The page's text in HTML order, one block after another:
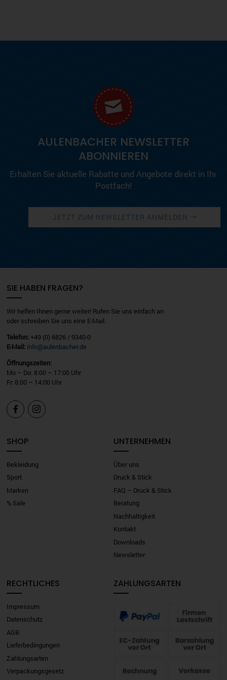
AULENBACHER NEWSLETTER
ABONNIEREN
Erhalten Sie aktuelle Rabatte und Angebote direkt in Ihr
Postfach!
JETZT ZUM NEWSLETTER ANMELDEN
SIE HABEN FRAGEN?
Wir helfen Ihnen gerne weiter! Rufen Sie uns einfach an
oder schreiben Sie uns eine E-Mail.
Telefon:+49 (0) 6826 / 9340-0
E-Mail: info@aulenbacher.de
Öffnungszeiten:
Mo – Do: 8:00 – 17:00 Uhr
Fr: 8:00 – 14:00 Uhr
 
SHOP
Bekleidung
Sport
Marken
% Sale
UNTERNEHMEN
Über uns
Druck & Stick
FAQ – Druck & Stick
Beratung
Nachhaltigkeit
Kontakt
Downloads
Newsletter
RECHTLICHES
Impressum
Datenschutz
AGB
Lieferbedingungen
Zahlungsarten
Verpackungsgesetz
ZAHLUNGSARTEN